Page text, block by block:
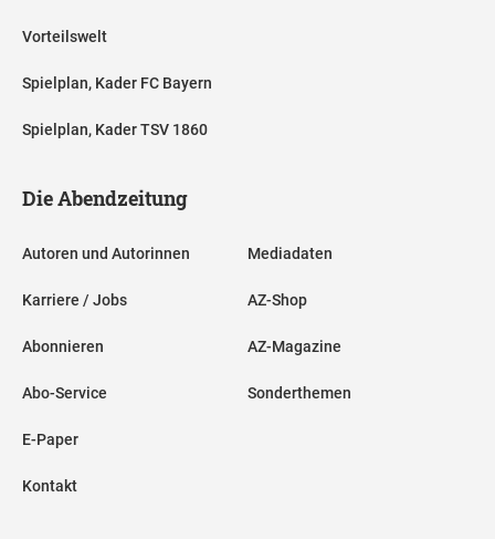
Vorteilswelt
Spielplan, Kader FC Bayern
Spielplan, Kader TSV 1860
Die Abendzeitung
Autoren und Autorinnen
Karriere / Jobs
Abonnieren
Abo-Service
E-Paper
Kontakt
Mediadaten
AZ-Shop
AZ-Magazine
Sonderthemen